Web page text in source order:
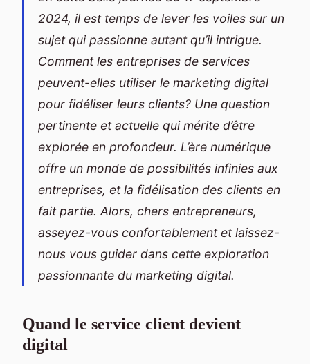
2024, il est temps de lever les voiles sur un
sujet qui passionne autant qu’il intrigue.
Comment les entreprises de services
peuvent-elles utiliser le marketing digital
pour fidéliser leurs clients? Une question
pertinente et actuelle qui mérite d’être
explorée en profondeur. L’ère numérique
offre un monde de possibilités infinies aux
entreprises, et la fidélisation des clients en
fait partie. Alors, chers entrepreneurs,
asseyez-vous confortablement et laissez-
nous vous guider dans cette exploration
passionnante du marketing digital.
Quand le service client devient
digital